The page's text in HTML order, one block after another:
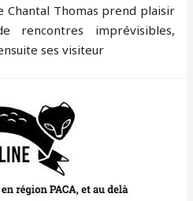
Chantal Thomas prend plaisir
rencontres imprévisibles,
ses visiteur